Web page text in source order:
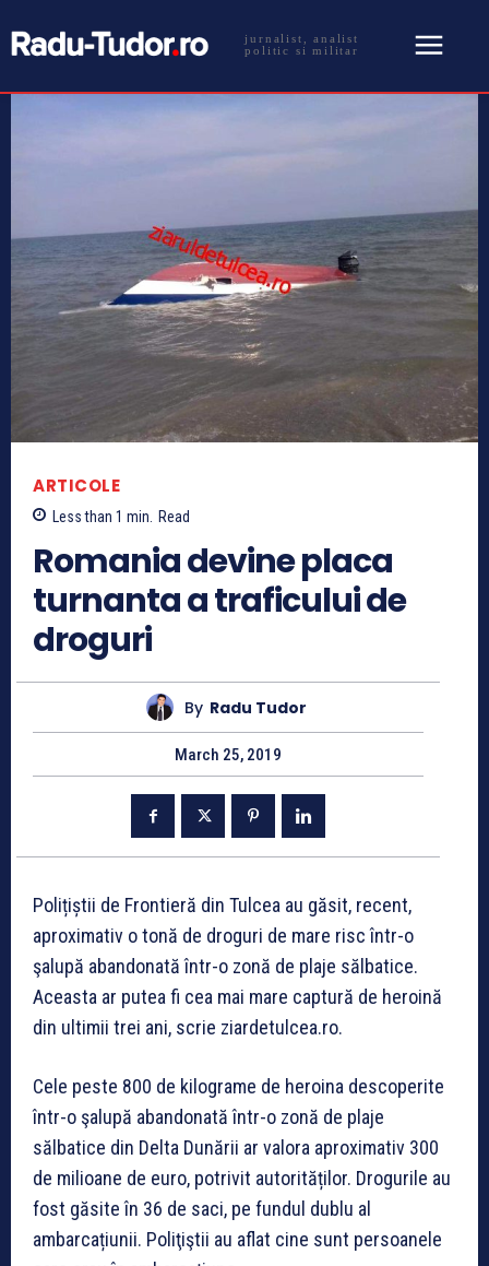
jurnalist, analist
politic si militar
ARTICOLE
Less than 1 min. Read
Romania devine placa
turnanta a traficului de
droguri
By Radu Tudor
March 25, 2019
Polițiștii de Frontieră din Tulcea au găsit, recent,
aproximativ o tonă de droguri de mare risc într-o
şalupă abandonată într-o zonă de plaje sălbatice.
Aceasta ar putea fi cea mai mare captură de heroină
din ultimii trei ani, scrie ziardetulcea.ro.
Cele peste 800 de kilograme de heroina descoperite
într-o şalupă abandonată într-o zonă de plaje
sălbatice din Delta Dunării ar valora aproximativ 300
de milioane de euro, potrivit autorităților. Drogurile au
fost găsite în 36 de saci, pe fundul dublu al
ambarcațiunii. Poliţiştii au aflat cine sunt persoanele